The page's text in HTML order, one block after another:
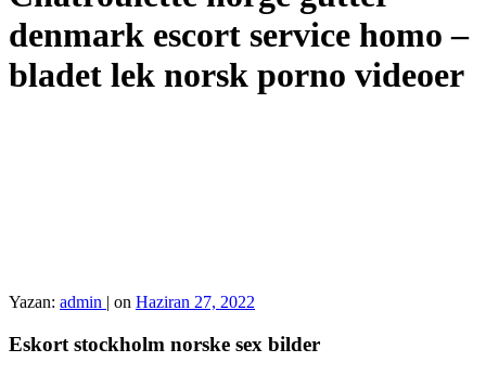
denmark escort service homo –
bladet lek norsk porno videoer
Yazan: admin | on Haziran 27, 2022
Eskort stockholm norske sex bilder